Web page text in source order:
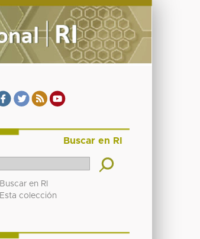
Buscar en RI
Buscar en RI
Esta colección